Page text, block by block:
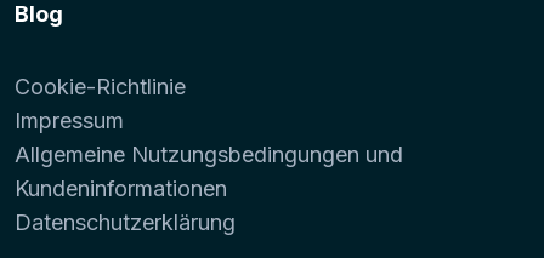
Blog
Cookie-Richtlinie
Impressum
Allgemeine Nutzungsbedingungen und
Kundeninformationen
Datenschutzerklärung